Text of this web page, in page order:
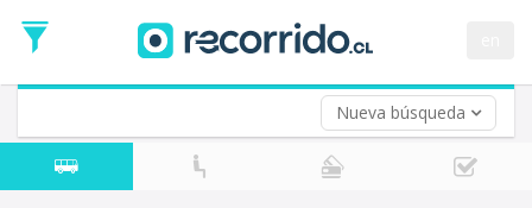
Nueva búsqueda
de
Ida
Vuelta (opcional)
Fecha
de